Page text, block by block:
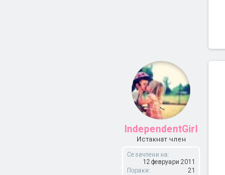
IndependentGirl
Истакнат член
Се зачлени на:
12 февруари 2011
Пораки:
21